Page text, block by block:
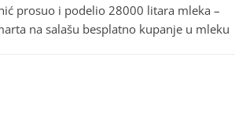
prosuo i podelio 28000 litara mleka –
na salašu besplatno kupanje u mleku